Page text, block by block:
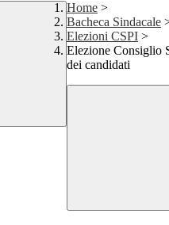
Home >
Bacheca Sindacale
Elezioni CSPI >
Elezione Consiglio
dei candidati